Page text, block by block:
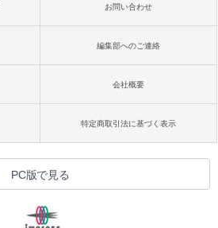
お問い合わせ
編集部へのご連絡
会社概要
特定商取引法に基づく表示
PC版で見る